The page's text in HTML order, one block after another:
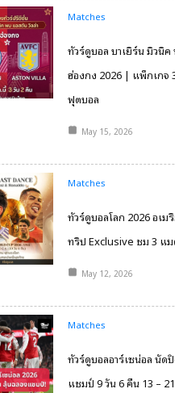
Matches
ทัวร์ดูบอล บาเยิร์น มิวนิ
ฮ่องกง 2026 | แพ็กเกจ
ฟุตบอล
May 15, 2026
Matches
ทัวร์ดูบอลโลก 2026 อเม
ทริป Exclusive ชม 3 แ
May 12, 2026
Matches
ทัวร์ดูบอลอาร์เซน่อล นัด
แชมป์ 9 วัน 6 คืน 13 –